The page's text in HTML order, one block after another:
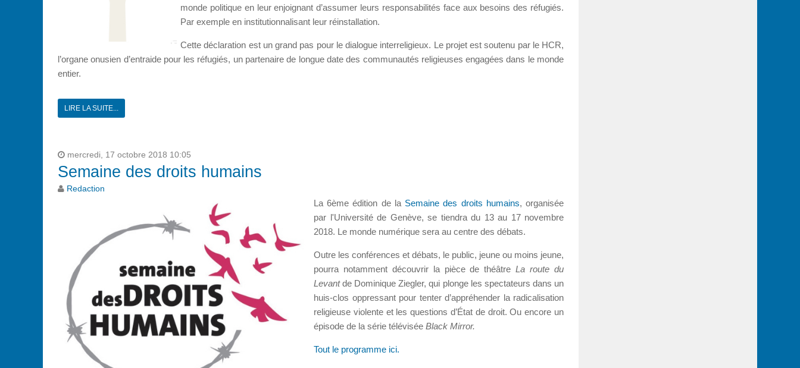
monde politique en leur enjoignant d’assumer leurs responsabilités face aux besoins des réfugiés.
Par exemple en institutionnalisant leur réinstallation.
Cette déclaration est un grand pas pour le dialogue interreligieux. Le projet est soutenu par le HCR,
l’organe onusien d’entraide pour les réfugiés, un partenaire de longue date des communautés religieuses engagées dans le monde
entier.
LIRE LA SUITE...
mercredi, 17 octobre 2018 10:05
Semaine des droits humains
Redaction
La 6ème édition de la Semaine des droits humains, organisée
par l'Université de Genève, se tiendra du 13 au 17 novembre
2018. Le monde numérique sera au centre des débats.
Outre les conférences et débats, le public, jeune ou moins jeune,
pourra notamment découvrir la pièce de théâtreLa route du
Levantde Dominique Ziegler, qui plonge les spectateurs dans un
huis-clos oppressant pour tenter d’appréhender la radicalisation
religieuse violente et les questions d’État de droit. Ou encore un
épisode de la série télévisée Black Mirror.
Tout le programme ici.